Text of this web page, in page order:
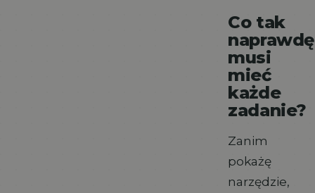
Co tak
naprawdę
musi
mieć
każde
zadanie?
Zanim
pokażę
narzędzie,